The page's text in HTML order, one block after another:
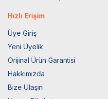
Hızlı Erişim
Üye Giriş
Yeni Üyelik
Orijinal Ürün Garantisi
Hakkımızda
Bize Ulaşın